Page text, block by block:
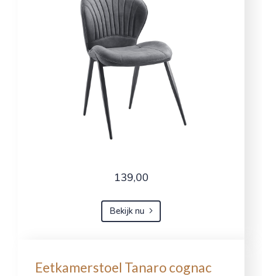
139,00
Bekijk nu
Eetkamerstoel Tanaro cognac